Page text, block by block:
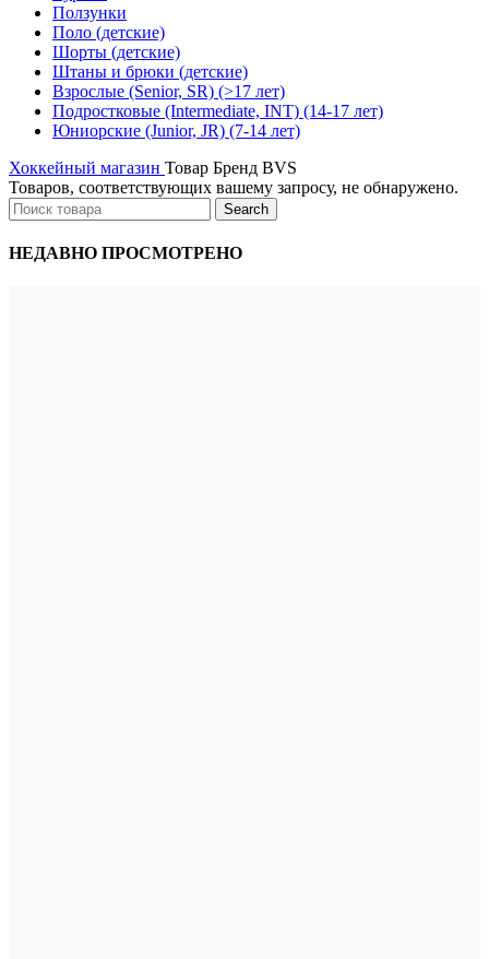
Ползунки
Поло (детские)
Шорты (детские)
Штаны и брюки (детские)
Взрослые (Senior, SR) (>17 лет)
Подростковые (Intermediate, INT) (14-17 лет)
Юниорские (Junior, JR) (7-14 лет)
Хоккейный магазин Товар Бренд BVS
Товаров, соответствующих вашему запросу, не обнаружено.
Search
НЕДАВНО ПРОСМОТРЕНО